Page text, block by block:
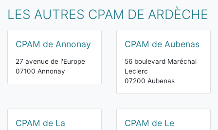
LES AUTRES CPAM DE ARDÈCHE
CPAM de Annonay
27 avenue de l'Europe
07100 Annonay
CPAM de Aubenas
56 boulevard Maréchal
Leclerc
07200 Aubenas
CPAM de La
CPAM de Le